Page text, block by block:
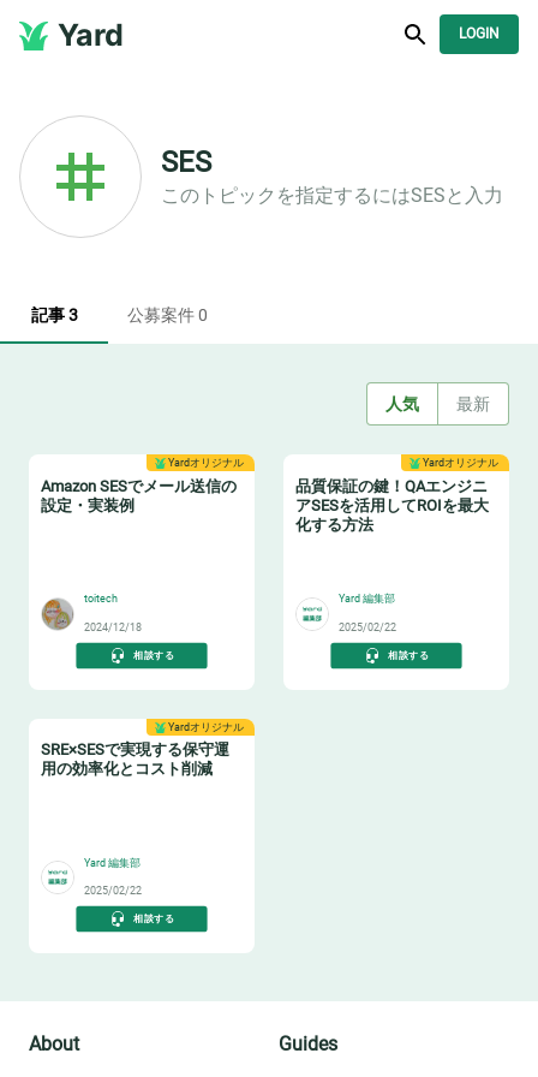
Yard LOGIN
SES
このトピックを指定するにはSES と入力
記事 3 公募案件 0
人気 最新
Yardオリジナル
Amazon SESでメール送信の
設定・実装例
toitech
2024/12/18
相談する
Yardオリジナル
品質保証の鍵！QAエンジニ
アSESを活用してROIを最大
化する方法
Yard 編集部
2025/02/22
相談する
Yardオリジナル
SRE×SESで実現する保守運
用の効率化とコスト削減
Yard 編集部
2025/02/22
相談する
About Guides